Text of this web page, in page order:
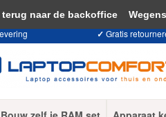
✓ Gratis
Door het gebruiken van onze
naar de backoffice Wegens